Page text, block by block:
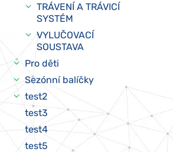
TRÁVENÍ A TRÁVICÍ
SYSTÉM
VYLUČOVACÍ
SOUSTAVA
Pro děti
Sezónní balíčky
test2
test3
test4
test5